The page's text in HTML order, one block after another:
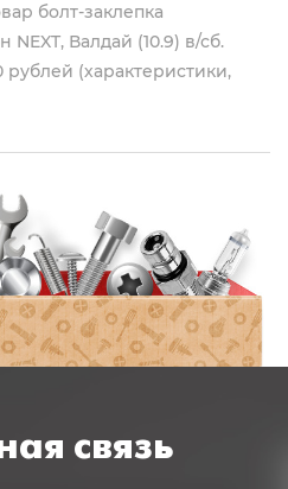
болт-заклепка
NEXT, Валдай (10.9) в/сб.
(характеристики,
связь